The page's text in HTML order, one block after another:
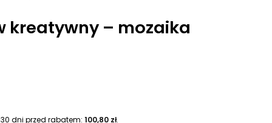
kreatywny – mozaika
dni przed rabatem: 100,80 zł.